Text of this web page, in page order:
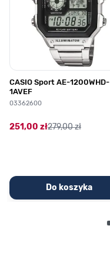
CASIO Sport AE-1200WHD-
1AVEF
03362600
251,00 zł279,00 zł
Do koszyka